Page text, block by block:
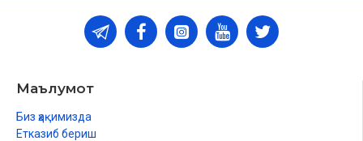
Маълумот
Биз ҳақимизда
Етказиб бериш